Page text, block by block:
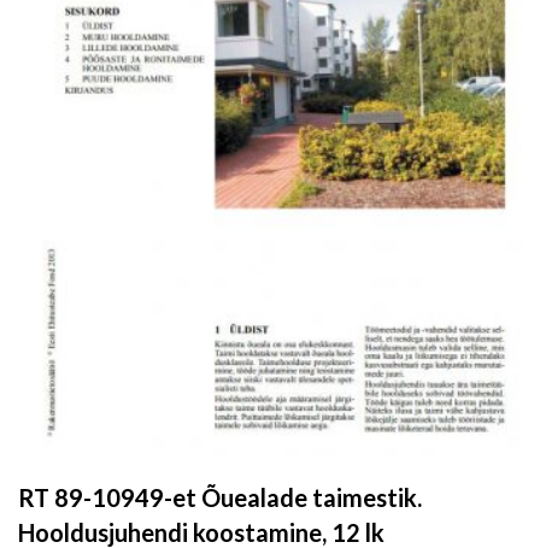
RT 89-10949-et Õuealade taimestik.
Hooldusjuhendi koostamine, 12 lk